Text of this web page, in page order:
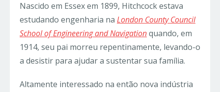
Nascido em Essex em 1899, Hitchcock estava
estudando engenharia na London County Council
School of Engineering and Navigationquando, em
1914, seu pai morreu repentinamente, levando-o
a desistir para ajudar a sustentar sua família.
Altamente interessado na então nova indústria